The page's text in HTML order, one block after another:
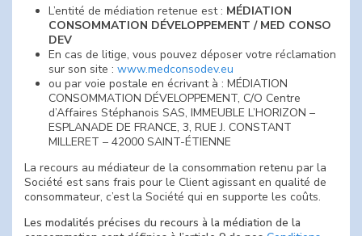
L’entité de médiation retenue est : MÉDIATION
CONSOMMATION DÉVELOPPEMENT / MED CONSO
DEV
En cas de litige, vous pouvez déposer votre réclamation
sur son site : www.medconsodev.eu
ou par voie postale en écrivant à : MÉDIATION
CONSOMMATION DÉVELOPPEMENT, C/O Centre
d’Affaires Stéphanois SAS, IMMEUBLE L’HORIZON –
ESPLANADE DE FRANCE, 3, RUE J. CONSTANT
MILLERET – 42000 SAINT-ÉTIENNE
La recours au médiateur de la consommation retenu par la
Société est sans frais pour le Client agissant en qualité de
consommateur, c’est la Société qui en supporte les coûts.
Les modalités précises du recours à la médiation de la